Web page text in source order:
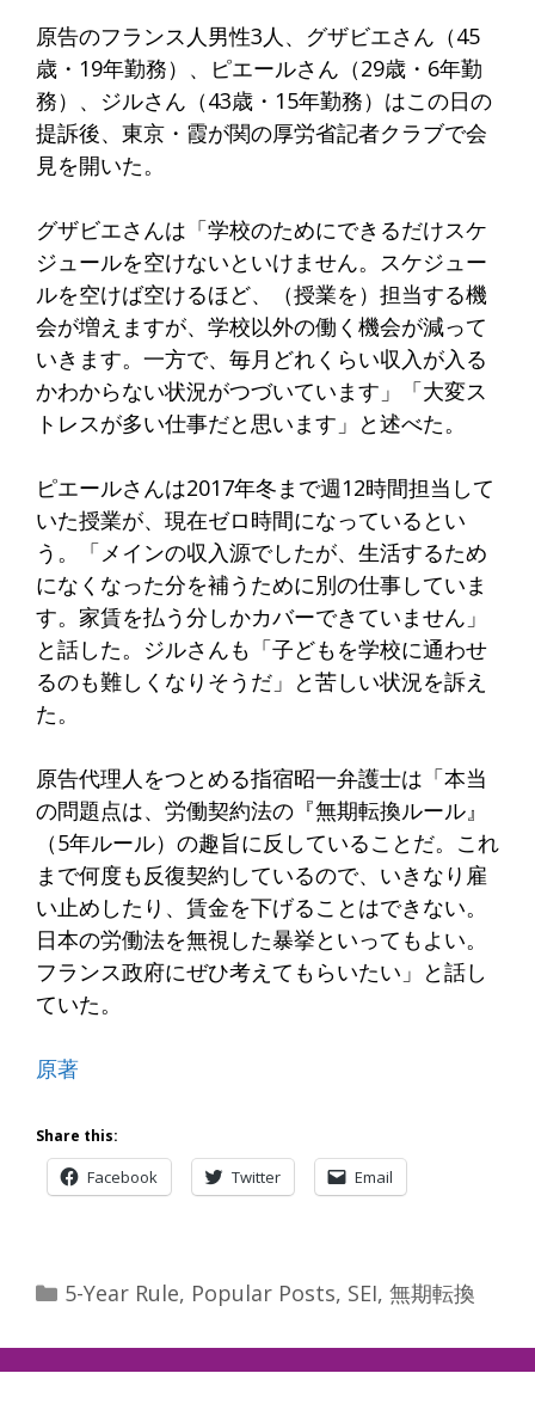
原告のフランス人男性3人、グザビエさん（45
歳・19年勤務）、ピエールさん（29歳・6年勤
務）、ジルさん（43歳・15年勤務）はこの日の
提訴後、東京・霞が関の厚労省記者クラブで会
見を開いた。
グザビエさんは「学校のためにできるだけスケ
ジュールを空けないといけません。スケジュー
ルを空けば空けるほど、（授業を）担当する機
会が増えますが、学校以外の働く機会が減って
いきます。一方で、毎月どれくらい収入が入る
かわからない状況がつづいています」「大変ス
トレスが多い仕事だと思います」と述べた。
ピエールさんは2017年冬まで週12時間担当して
いた授業が、現在ゼロ時間になっているとい
う。「メインの収入源でしたが、生活するため
になくなった分を補うために別の仕事していま
す。家賃を払う分しかカバーできていません」
と話した。ジルさんも「子どもを学校に通わせ
るのも難しくなりそうだ」と苦しい状況を訴え
た。
原告代理人をつとめる指宿昭一弁護士は「本当
の問題点は、労働契約法の『無期転換ルール』
（5年ルール）の趣旨に反していることだ。これ
まで何度も反復契約しているので、いきなり雇
い止めしたり、賃金を下げることはできない。
日本の労働法を無視した暴挙といってもよい。
フランス政府にぜひ考えてもらいたい」と話し
ていた。
原著
Share this:
Facebook Twitter Email
Categories
5-Year Rule, Popular Posts, SEI, 無期転換